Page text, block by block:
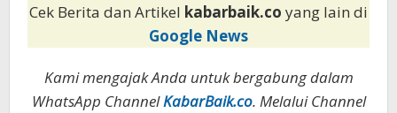
Cek Berita dan Artikel kabarbaik.co yang lain di
Google News
Kami mengajak Anda untuk bergabung dalam
WhatsApp ChannelKabarBaik.co. Melalui Channel